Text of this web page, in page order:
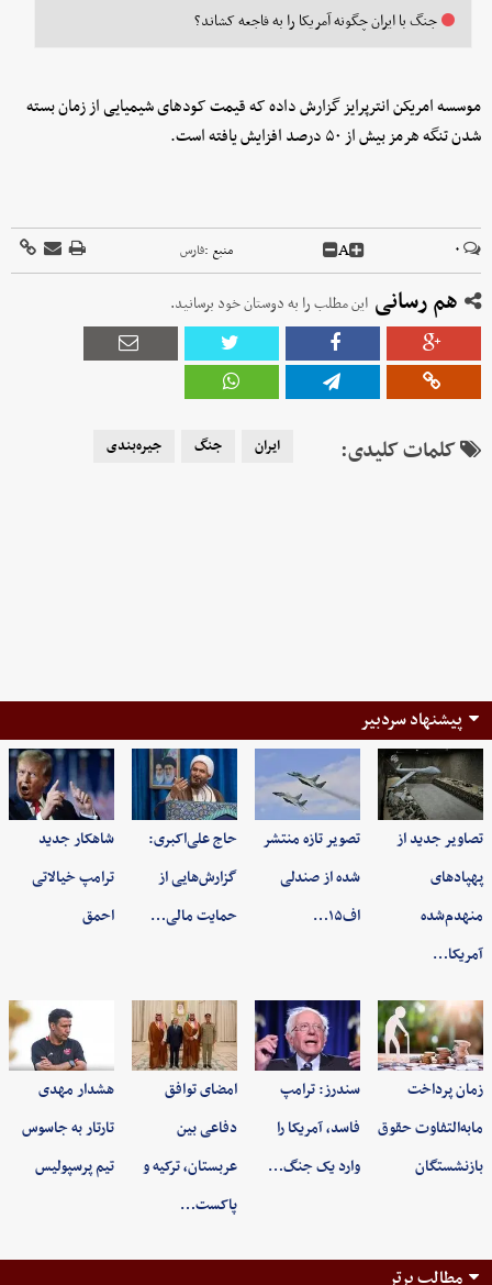
جنگ با ایران چگونه آمریکا را به فاجعه کشاند؟
موسسه امریکن انترپرایز گزارش داده که قیمت کودهای شیمیایی از زمان بسته
شدن تنگه هرمز بیش از ۵۰ درصد افزایش یافته است.
۰ A منبع :فارس
هم رسانی این مطلب را به دوستان خود برسانید.
کلمات کلیدی: ایران جنگ جیره‌بندی
پیشنهاد سردبیر
تصاویر جدید از
پهپادهای
منهدم‌شده
آمریکا…
تصویر تازه منتشر
شده از صندلی
اف۱۵…
حاج علی‌اکبری:
گزارش‌هایی از
حمایت مالی…
شاهکار جدید
ترامپ خیالاتی
احمق
زمان پرداخت
مابه‌التفاوت حقوق
بازنشستگان
سندرز: ترامپ
فاسد، آمریکا را
وارد یک جنگ…
امضای توافق
دفاعی بین
عربستان، ترکیه و
پاکست…
هشدار مهدی
تارتار به جاسوس
تیم پرسپولیس
مطالب برتر